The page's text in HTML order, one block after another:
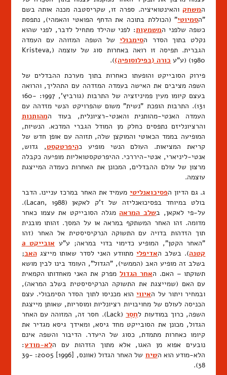
המשחק והאינטואיציה. ספרה זו, שקריסטבה מכנה אותה בשם
"הסמיוטי" (הכוללת בתוכה את הדחף הפואטי והאמהי), נתפסת
כשפה שלפני המשמעות: לפני שהילד מתחיל לדבר, לפני שהוא
נקלט בתוך הסדר הסימבולישל השפה המזוהה עם העמדה
הגברית. תפיסה זו רואה באחרות סוג של עוצמה (Kristeva,
1980) (ע"ע
כורה (בפילוסופיה)).
פירוק הסובייקט והופעתו כאחרות בתוך מערכת ההבדלים של
השפה מציבים את האישה בעמדה המזדהה עם התהליך, והרואה
בעצם קיומו מעין פמיניזציה של התרבות (גורביץ', 1997: 160-
131). התרבות הופכת "נשית" משום שהפרויקט הנשי מזדהה עם
העמדה האנטי-מהותנית והאנטי-רציונלית, בעוד המהותנות
והרציונליזם נתפסים כחלק מן המודל הגברי המדכא. הנשיות,
המופיעה בממד הכאוטי והמוקצן שלה, תזוהה עם אופן חדש של
קריאת המציאות. העולם הנשי מופיע כהיפרטקסט, גדוש,
אנטי-ליניארי, אנטי-היררכי. ההיפרטקסטואליות מופיעה כקבלה
מרצון של עולם ההבדלים, המכונן את האחרות כעמדה המייצגת
עוצמה.
ג. גם הדיון הפסיכואנליטימעמיד את האחר במרכז עניינו. הדבר
בולט במיוחד בפסיכואנליזה של ז'ק לאקאן (Lacan, 1988).
על-פי לאקאן, בשלב המראה מגלה הסובייקט את עצמו כאחר
מדומה. זהו האחר המשתקף במראה או על המסך. זהותו מובנית
תוך הזדהות בדויה עם התשוקה הנרקיסיסטית אל האחר (זהו
"האחר הקטן", המופיע כדימוי בדוי במראה; ע"ע
אובייקט a
קטנה). בשלב האדיפלימתוודע האני לסדר שאותו מייצגהאב;
בשלב זה מופיע האב (הממשי), "הגדול", העומד בינו לבין מושא
תשוקתו – האם. האחר הגדול מפרק את האני מאחדותו הקמאית
עם האם (שמייצגת את התשוקה הנרקיסיסטית בשלב המראה),
ובמחיר ויתור על האיוויהוא מכניסו לתוך הסדר הסימבולי. עצם
הכניסה לעולם של מחויבויות רציונליות ומוסריות, שאותן מייצגת
השפה, כרוך במודעות לחֶסֶר
(Lack). חסר זה, המזוהה עם האחר
הגדול, מכונן את הסובייקט מחד גיסא, ומאידך גיסא מגדיר את
קיומו כאחרות מתמדת, כסוג של היעדר. הדיבור והשפה אינם
נובעים אפוא מן האגו, אלא מתוך הזדהות עם הלא-מודע:
הלא-מודע הוא השיח
של האחר הגדול (אוונס, [1996] 2005: 39-
38).